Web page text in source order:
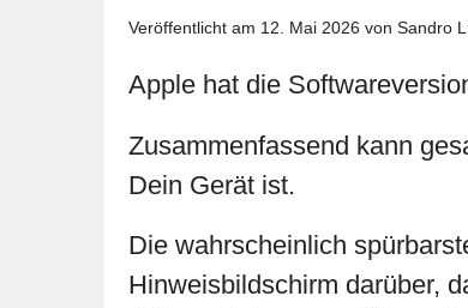
Veröffentlicht am 12. Mai 2026 von Sandro
Apple hat die
Zusammenfassend kann
Dein Gerät ist.
Die wahrscheinlich
Hinweisbildschirm darüber,